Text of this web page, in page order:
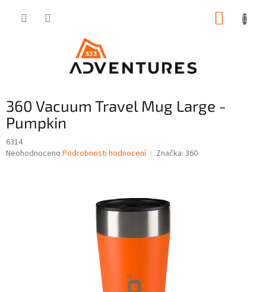
360 Vacuum Travel Mug Large -
Pumpkin
6314
Průměrné
Neohodnoceno Podrobnosti hodnocení Značka: 360